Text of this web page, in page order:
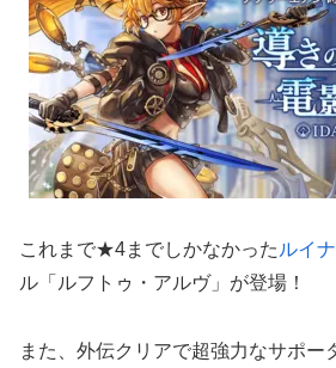
これまで★4までしかなかった ルイナ
ル「ルフトゥ・アルヴ」が登場！
また、外伝クリアで超強力なサポー